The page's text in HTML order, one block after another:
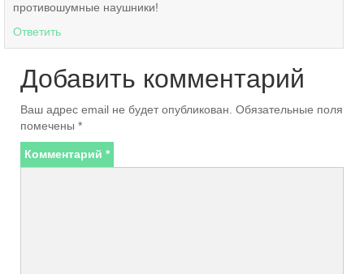
противошумные наушники!
Ответить
Добавить комментарий
Ваш адрес email не будет опубликован. Обязательные поля
помечены *
Комментарий *